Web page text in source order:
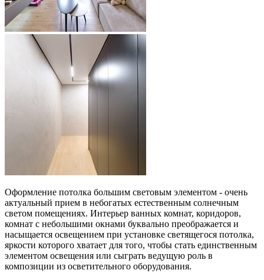
Оформление потолка большим световым элементом - очень
актуальный прием в небогатых естественным солнечным
светом помещениях. Интерьер ванных комнат, коридоров,
комнат с небольшими окнами буквально преображается и
насыщается освещением при установке светящегося потолка,
яркости которого хватает для того, чтобы стать единственным
элементом освещения или сыграть ведущую роль в
композиции из осветительного оборудования.